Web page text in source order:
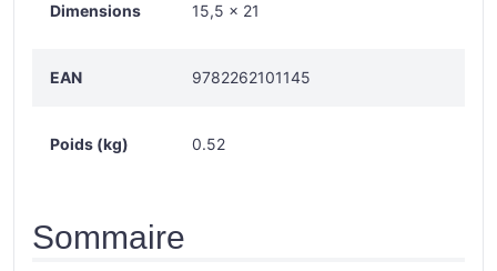
Dimensions 15,5 x 21
EAN 9782262101145
Poids (kg) 0.52
Sommaire